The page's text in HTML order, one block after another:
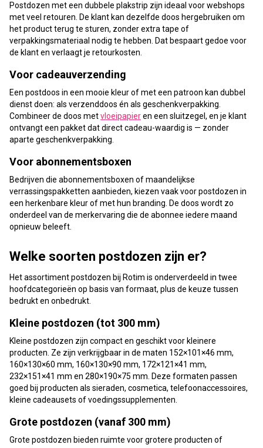
Postdozen met een dubbele plakstrip zijn ideaal voor webshops
met veel retouren. De klant kan dezelfde doos hergebruiken om
het product terug te sturen, zonder extra tape of
verpakkingsmateriaal nodig te hebben. Dat bespaart gedoe voor
de klant en verlaagt je retourkosten.
Voor cadeauverzending
Een postdoos in een mooie kleur of met een patroon kan dubbel
dienst doen: als verzenddoos én als geschenkverpakking.
Combineer de doos metvloeipapieren een sluitzegel, en je klant
ontvangt een pakket dat direct cadeau-waardig is — zonder
aparte geschenkverpakking.
Voor abonnementsboxen
Bedrijven die abonnementsboxen of maandelijkse
verrassingspakketten aanbieden, kiezen vaak voor postdozen in
een herkenbare kleur of met hun branding. De doos wordt zo
onderdeel van de merkervaring die de abonnee iedere maand
opnieuw beleeft.
Welke soorten postdozen zijn er?
Het assortiment postdozen bij Rotim is onderverdeeld in twee
hoofdcategorieën op basis van formaat, plus de keuze tussen
bedrukt en onbedrukt.
Kleine postdozen (tot 300 mm)
Kleine postdozen zijn compact en geschikt voor kleinere
producten. Ze zijn verkrijgbaar in de maten 152×101×46 mm,
160×130×60 mm, 160×130×90 mm, 172×121×41 mm,
232×151×41 mm en 280×190×75 mm. Deze formaten passen
goed bij producten als sieraden, cosmetica, telefoonaccessoires,
kleine cadeausets of voedingssupplementen.
Grote postdozen (vanaf 300 mm)
Grote postdozen bieden ruimte voor grotere producten of